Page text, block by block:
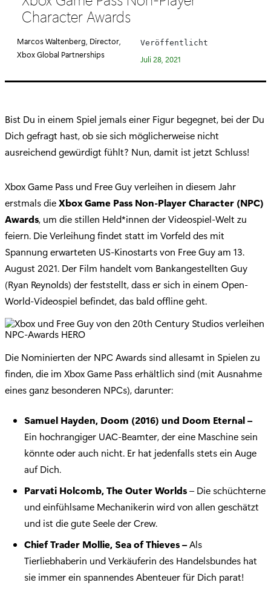
g
r
e
Character Awards
Marcos Waltenberg, Director,
Xbox Global Partnerships
Veröffentlicht
Juli 28, 2021
Bist Du in einem Spiel jemals einer Figur begegnet, bei der Du
Dich gefragt hast, ob sie sich möglicherweise nicht
ausreichend gewürdigt fühlt? Nun, damit ist jetzt Schluss!
Xbox Game Pass und Free Guy verleihen in diesem Jahr
erstmals dieXbox Game Pass Non-Player Character (NPC)
Awards, um die stillen Held*innen der Videospiel-Welt zu
feiern. Die Verleihung findet statt im Vorfeld des mit
Spannung erwarteten US-Kinostarts von Free Guy am 13.
August 2021. Der Film handelt vom Bankangestellten Guy
(Ryan Reynolds) der feststellt, dass er sich in einem Open-
World-Videospiel befindet, das bald offline geht.
Die Nominierten der NPC Awards sind allesamt in Spielen zu
finden, die im Xbox Game Pass erhältlich sind (mit Ausnahme
eines ganz besonderen NPCs), darunter:
Samuel Hayden, Doom (2016) und Doom Eternal –
Ein hochrangiger UAC-Beamter, der eine Maschine sein
könnte oder auch nicht. Er hat jedenfalls stets ein Auge
auf Dich.
Parvati Holcomb, The Outer Worlds– Die schüchterne
und einfühlsame Mechanikerin wird von allen geschätzt
und ist die gute Seele der Crew.
Chief Trader Mollie, Sea of Thieves –Als
Tierliebhaberin und Verkäuferin des Handelsbundes hat
sie immer ein spannendes Abenteuer für Dich parat!